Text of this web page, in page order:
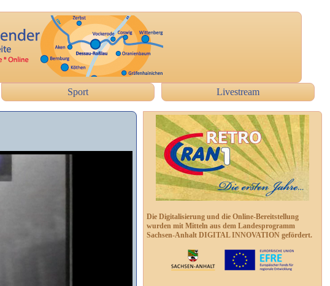
Sport Livestream
Die Digitalisierung und die Online-Bereitstellung
wurden mit Mitteln aus dem Landesprogramm
Sachsen-Anhalt DIGITAL INNOVATION gefördert.